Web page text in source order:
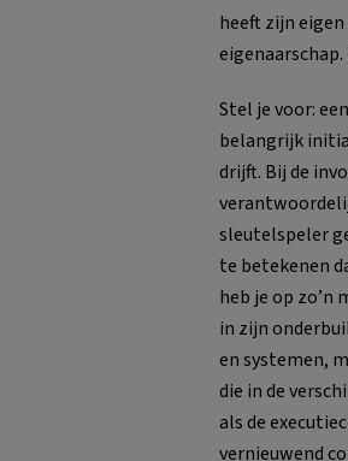
heeft zijn
Stel je voor:
belangrijk
drijft. Bij de
sleutelspeler
te betekenen
heb je op zo’n
in zijn
en systemen,
die in de
als de
vernieuwend